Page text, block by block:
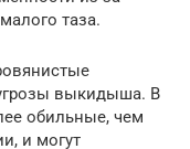
таза.
выкидыша. В
обильные, чем
и могут